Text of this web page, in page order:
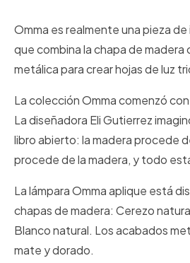
Omma es realmente una pieza
que combina la chapa de madera
metálica para crear hojas de luz
La colección Omma comenzó
La diseñadora Eli Gutierrez
libro abierto: la madera procede
procede de la madera, y todo
La lámpara Omma aplique está
chapas de madera: Cerezo
Blanco natural. Los acabados
mate y dorado.